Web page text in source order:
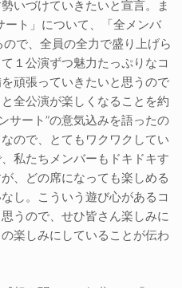
いづけていきたいと宣言。ま
ト」について、「全メンバ
で、全員の全力で盛り上げら
１公演ずつ魅力たっぷりなコ
頑張っていきたいと思うので
全公演が楽しくなることを約
サート”の意気込みを語ったの
ので、とてもワクワクしてい
私たちメンバーもドキドキす
、どの席になっても楽しめる
し。こういう遊び心があるコ
うので、せひ皆さん楽しみに
楽しみにしていることが伝わ